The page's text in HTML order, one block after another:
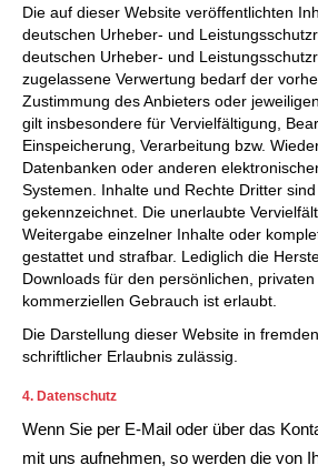
Die auf dieser Website veröffentlichten
deutschen Urheber- und
deutschen Urheber- und
zugelassene Verwertung bedarf der
Zustimmung des Anbieters oder
gilt insbesondere für Vervielfältigung,
Einspeicherung, Verarbeitung bzw.
Datenbanken oder anderen
Systemen. Inhalte und Rechte Dritter
gekennzeichnet. Die unerlaubte
Weitergabe einzelner Inhalte oder
gestattet und strafbar. Lediglich die
Downloads für den persönlichen,
kommerziellen Gebrauch ist erlaubt.
Die Darstellung dieser Website in
schriftlicher Erlaubnis zulässig.
4. Datenschutz
Wenn Sie per E-Mail oder über das
mit uns aufnehmen, so werden die von